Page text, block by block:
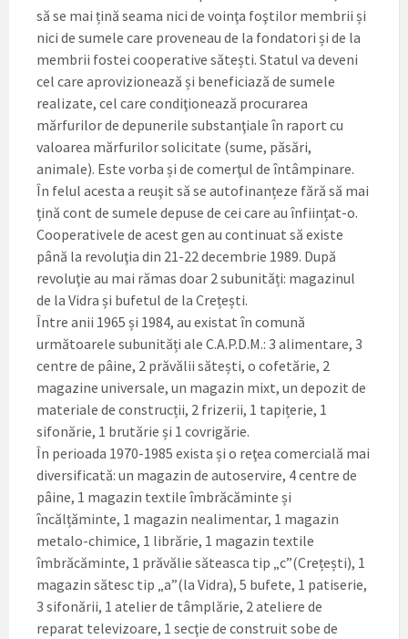
să se mai țină seama nici de voinţa foştilor membrii și
nici de sumele care proveneau de la fondatori și de la
membrii fostei cooperative sătești. Statul va deveni
cel care aprovizionează și beneficiază de sumele
realizate, cel care condiţionează procurarea
mărfurilor de depunerile substanţiale în raport cu
valoarea mărfurilor solicitate (sume, păsări,
animale). Este vorba și de comerţul de întâmpinare.
În felul acesta a reuşit să se autofinanțeze fără să mai
țină cont de sumele depuse de cei care au înființat-o.
Cooperativele de acest gen au continuat să existe
până la revoluţia din 21-22 decembrie 1989. După
revoluţie au mai rămas doar 2 subunități: magazinul
de la Vidra și bufetul de la Crețești.
Între anii 1965 și 1984, au existat în comună
următoarele subunități ale C.A.P.D.M.: 3 alimentare, 3
centre de pâine, 2 prăvălii sătești, o cofetărie, 2
magazine universale, un magazin mixt, un depozit de
materiale de construcții, 2 frizerii, 1 tapițerie, 1
sifonărie, 1 brutărie și 1 covrigărie.
În perioada 1970-1985 exista și o reţea comercială mai
diversificată: un magazin de autoservire, 4 centre de
pâine, 1 magazin textile îmbrăcăminte și
încălțăminte, 1 magazin nealimentar, 1 magazin
metalo-chimice, 1 librărie, 1 magazin textile
îmbrăcăminte, 1 prăvălie săteasca tip „c”(Crețești), 1
magazin sătesc tip „a”(la Vidra), 5 bufete, 1 patiserie,
3 sifonării, 1 atelier de tâmplărie, 2 ateliere de
reparat televizoare, 1 secţie de construit sobe de